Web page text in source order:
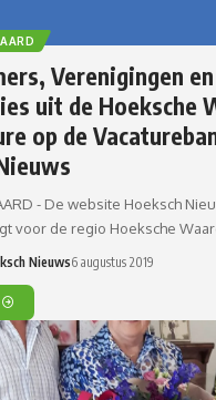
Verenigingen
uit de Hoeksche
op de
- De website Hoeksch
voor de regio Hoeksche
Nieuws6 augustus 2019